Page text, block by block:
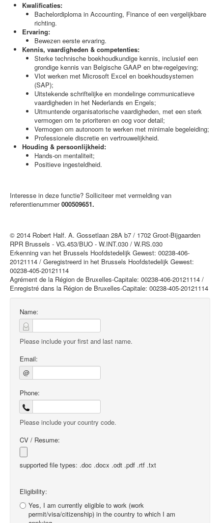
Kwalificaties:
Bachelor­diploma in Accounting, Finance of een vergelijkbare
richting.
Ervaring:
Bewezen eerste ervaring.
Kennis, vaardigheden & competenties:
Sterke technische boekhoudkundige kennis, inclusief een
grondige kennis van Belgische GAAP en btw‑regelgeving;
Vlot werken met Microsoft Excel en boekhoudsystemen
(SAP);
Uitstekende schriftelijke en mondelinge communicatieve
vaardigheden in het Nederlands en Engels;
Uitmuntende organisatorische vaardigheden, met een sterk
vermogen om te prioriteren en oog voor detail;
Vermogen om autonoom te werken met minimale begeleiding;
Professionele discretie en vertrouwelijkheid.
Houding & persoonlijkheid:
Hands‑on mentaliteit;
Positieve ingesteldheid.
Interesse in deze functie? Solliciteer met vermelding van
referentienummer000509651.
© 2014 Robert Half. A. Gossetlaan 28A b7 / 1702 Groot-Bijgaarden
RPR Brussels - VG.453/BUO - W.INT.030 / W.RS.030
Erkenning van het Brussels Hoofdstedelijk Gewest: 00238-406-
20121114 / Geregistreerd in het Brussels Hoofdstedelijk Gewest:
00238-405-20121114
Agrément de la Région de Bruxelles-Capitale: 00238-406-20121114 /
Enregistré dans la Région de Bruxelles-Capitale: 00238-405-20121114
Name:
Please include your first and last name.
Email:
@
Phone:
Please include your country code.
CV / Resume:
supported file types: .doc .docx .odt .pdf .rtf .txt
Eligibility:
Yes, I am currently eligible to work (work
permit/visa/citizenship) in the country to which I am